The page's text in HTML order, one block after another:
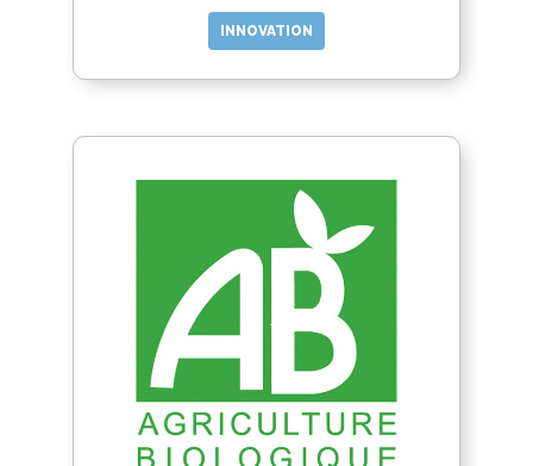
INNOVATION